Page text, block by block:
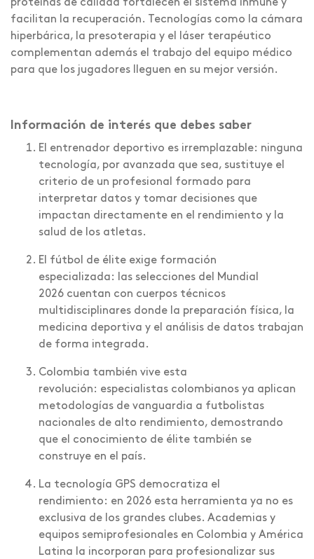
proteínas de calidad fortalecen el sistema inmune y
facilitan la recuperación. Tecnologías como la cámara
hiperbárica, la presoterapia y el láser terapéutico
complementan además el trabajo del equipo médico
para que los jugadores lleguen en su mejor versión.
Información de interés que debes saber
El entrenador deportivo es irremplazable: ninguna
tecnología, por avanzada que sea, sustituye el
criterio de un profesional formado para
interpretar datos y tomar decisiones que
impactan directamente en el rendimiento y la
salud de los atletas.
El fútbol de élite exige formación
especializada: las selecciones del Mundial
2026 cuentan con cuerpos técnicos
multidisciplinares donde la preparación física, la
medicina deportiva y el análisis de datos trabajan
de forma integrada.
Colombia también vive esta
revolución: especialistas colombianos ya aplican
metodologías de vanguardia a futbolistas
nacionales de alto rendimiento, demostrando
que el conocimiento de élite también se
construye en el país.
La tecnología GPS democratiza el
rendimiento: en 2026 esta herramienta ya no es
exclusiva de los grandes clubes. Academias y
equipos semiprofesionales en Colombia y América
Latina la incorporan para profesionalizar sus